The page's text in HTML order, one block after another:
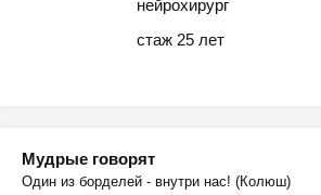
нейрохирург
стаж 25 лет
Мудрые говорят
Один из борделей - внутри нас! (Колюш)